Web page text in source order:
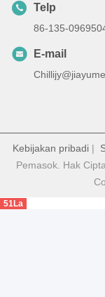
Telp
86-135-
E-mail
Kebijakan pribadi|
Pemasok. Hak
51La